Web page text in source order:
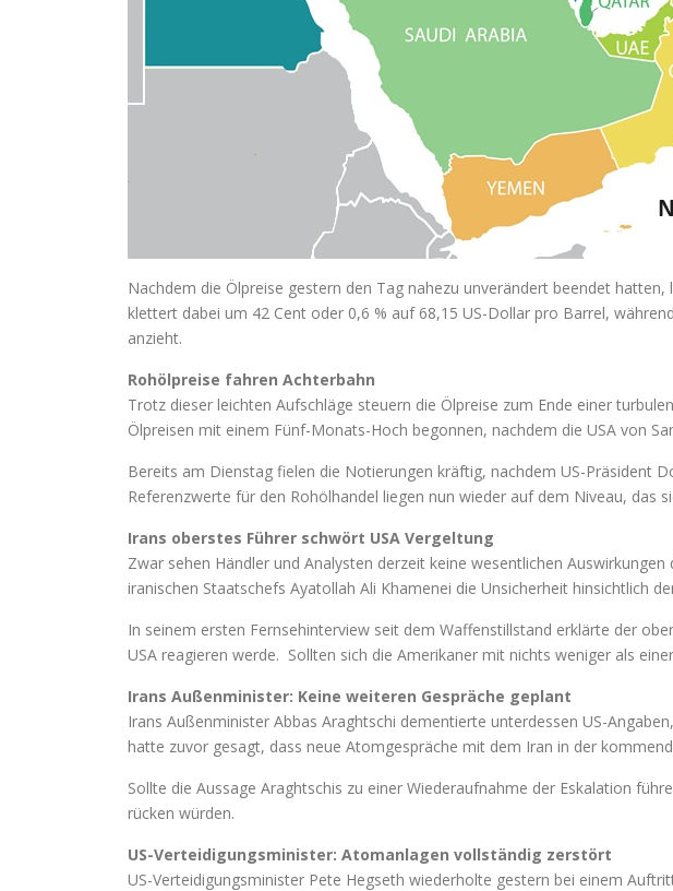
Nachdem die Ölpreise gestern den Tag nahezu unverändert beendet
klettert dabei um 42 Cent oder 0,6 % auf 68,15 US-Dollar pro Barrel,
anzieht.
Rohölpreise fahren Achterbahn
Trotz dieser leichten Aufschläge steuern die Ölpreise zum Ende einer
Ölpreisen mit einem Fünf-Monats-Hoch begonnen, nachdem die USA von
Bereits am Dienstag fielen die Notierungen kräftig, nachdem US-Präsident
Referenzwerte für den Rohölhandel liegen nun wieder auf dem Niveau, das
Irans oberstes Führer schwört USA Vergeltung
Zwar sehen Händler und Analysten derzeit keine wesentlichen
iranischen Staatschefs Ayatollah Ali Khamenei die Unsicherheit hinsichtlich
In seinem ersten Fernsehinterview seit dem Waffenstillstand erklärte der
USA reagieren werde. Sollten sich die Amerikaner mit nichts weniger als
Irans Außenminister: Keine weiteren Gespräche geplant
Irans Außenminister Abbas Araghtschi dementierte unterdessen US-
hatte zuvor gesagt, dass neue Atomgespräche mit dem Iran in der
Sollte die Aussage Araghtschis zu einer Wiederaufnahme der Eskalation
rücken würden.
US-Verteidigungsminister: Atomanlagen vollständig zerstört
US-Verteidigungsminister Pete Hegseth wiederholte gestern bei einem